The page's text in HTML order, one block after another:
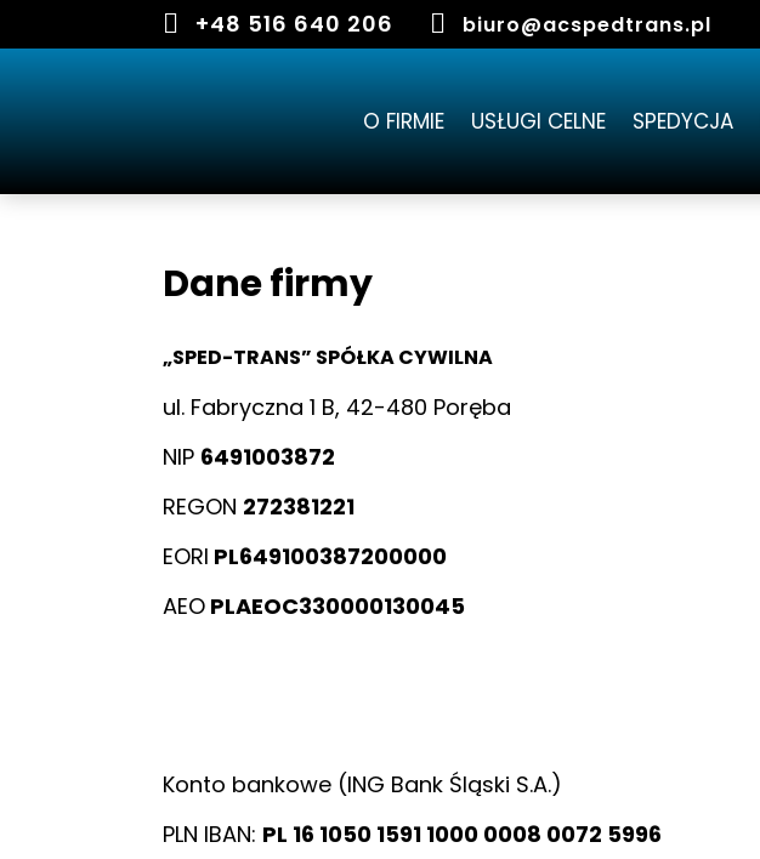
 +48 516 640 206  biuro@acspedtrans.pl
O FIRMIE USŁUGI CELNE SPEDYCJA
Dane firmy
„SPED-TRANS” SPÓŁKA CYWILNA
ul. Fabryczna 1 B, 42-480 Poręba
NIP 6491003872
REGON 272381221
EORI PL649100387200000
AEO PLAEOC330000130045
Konto bankowe (ING Bank Śląski S.A.)
PLN IBAN: PL 16 1050 1591 1000 0008 0072 5996